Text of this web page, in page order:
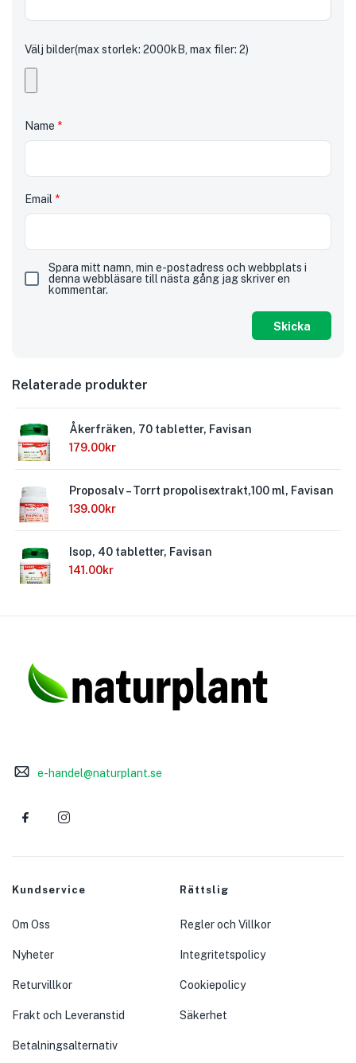
Välj bilder(max storlek: 2000kB, max filer: 2)
Name *
Email *
Spara mitt namn, min e-postadress och webbplats i
denna webbläsare till nästa gång jag skriver en
kommentar.
Relaterade produkter
Åkerfräken, 70 tabletter, Favisan
179.00kr
Proposalv – Torrt propolisextrakt,100 ml, Favisan
139.00kr
Isop, 40 tabletter, Favisan
141.00kr
e-handel@naturplant.se
Kundservice
Om Oss
Nyheter
Returvillkor
Frakt och Leveranstid
Betalningsalternativ
Rättslig
Regler och Villkor
Integritetspolicy
Cookiepolicy
Säkerhet